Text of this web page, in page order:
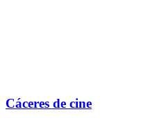
Cáceres de cine